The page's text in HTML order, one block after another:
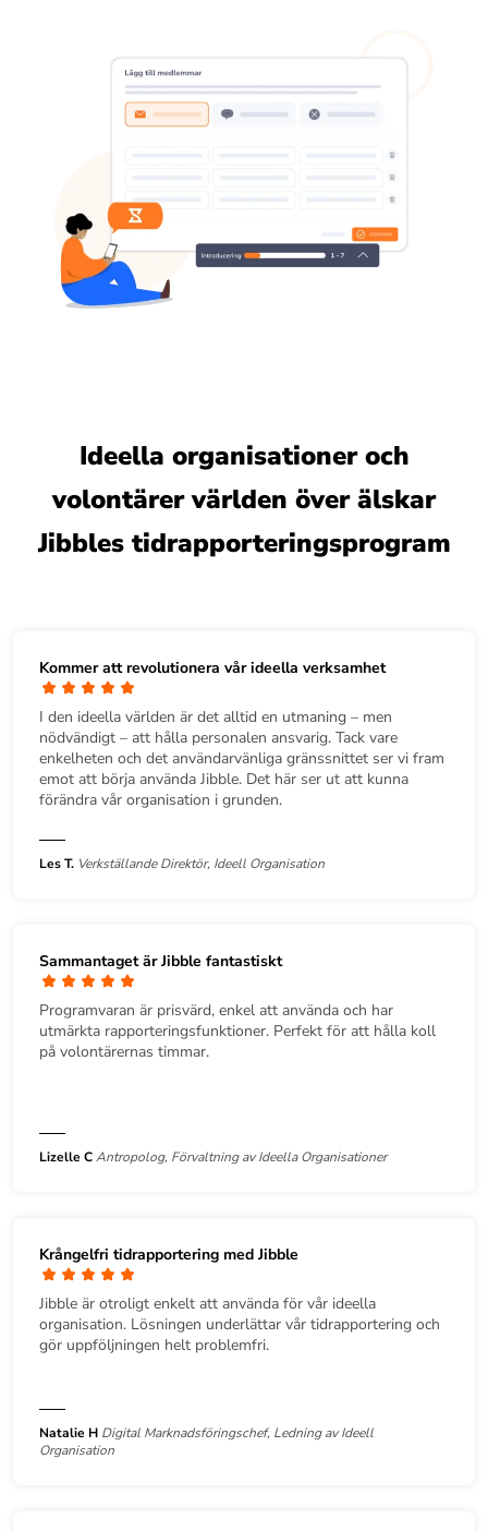
Ideella organisationer och
volontärer världen över älskar
Jibbles tidrapporteringsprogram
Kommer att revolutionera vår ideella verksamhet
I den ideella världen är det alltid en utmaning – men
nödvändigt – att hålla personalen ansvarig. Tack vare
enkelheten och det användarvänliga gränssnittet ser vi fram
emot att börja använda Jibble. Det här ser ut att kunna
förändra vår organisation i grunden.
Les T. Verkställande Direktör, Ideell Organisation
Sammantaget är Jibble fantastiskt
Programvaran är prisvärd, enkel att använda och har
utmärkta rapporteringsfunktioner. Perfekt för att hålla koll
på volontärernas timmar.
Lizelle CAntropolog, Förvaltning av Ideella Organisationer
Krångelfri tidrapportering med Jibble
Jibble är otroligt enkelt att använda för vår ideella
organisation. Lösningen underlättar vår tidrapportering och
gör uppföljningen helt problemfri.
Natalie H Digital Marknadsföringschef, Ledning av Ideell
Organisation